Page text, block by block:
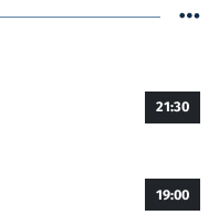
21:30
19:00